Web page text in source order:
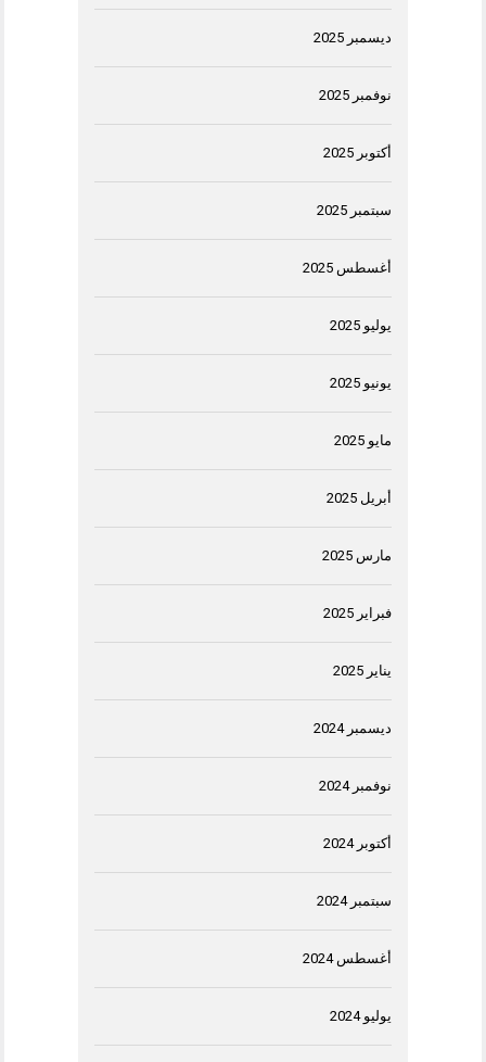
ديسمبر 2025
نوفمبر 2025
أكتوبر 2025
سبتمبر 2025
أغسطس 2025
يوليو 2025
يونيو 2025
مايو 2025
أبريل 2025
مارس 2025
فبراير 2025
يناير 2025
ديسمبر 2024
نوفمبر 2024
أكتوبر 2024
سبتمبر 2024
أغسطس 2024
يوليو 2024